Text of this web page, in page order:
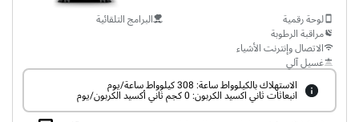
لوحة رقمية
مراقبة الرطوبة
الاتصال وإنترنت الأشياء
غسيل آلي
البرامج التلقائية
الاستهلاك بالكيلوواط ساعة: 308 كيلوواط ساعة/يوم
انبعاثات ثاني اكسيد الكربون: 0 كجم ثاني أكسيد الكربون/يوم